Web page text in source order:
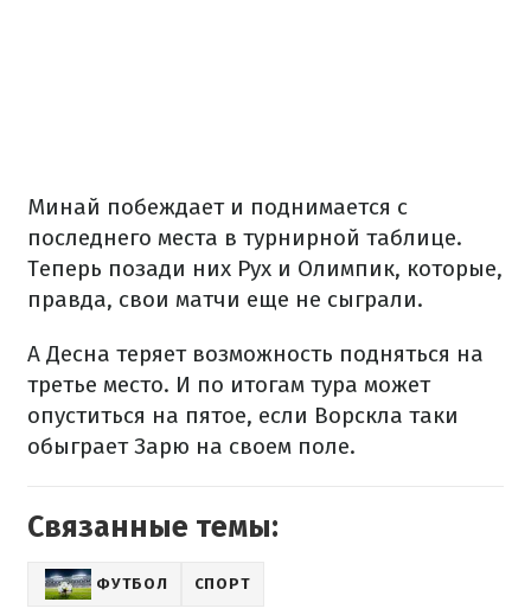
Минай побеждает и поднимается с
последнего места в турнирной таблице.
Теперь позади них Рух и Олимпик, которые,
правда, свои матчи еще не сыграли.
А Десна теряет возможность подняться на
третье место. И по итогам тура может
опуститься на пятое, если Ворскла таки
обыграет Зарю на своем поле.
Связанные темы:
ФУТБОЛ СПОРТ